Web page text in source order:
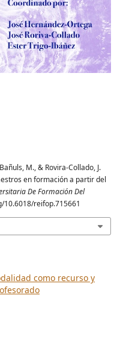
M., & Rovira-Collado, J.
en formación a partir del
De Formación Del
10.6018/reifop.715661
como recurso y